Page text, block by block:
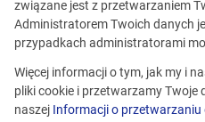
Sekretarka/
związane jest z przetwarzaniem
Administratorem Twoich danych
przypadkach administratorami
Więcej informacji o tym, jak my i
pliki cookie i przetwarzamy Twoje
naszej Informacji o przetwarzaniu